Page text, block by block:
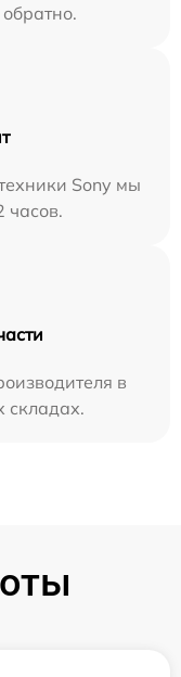
Sony мы
часов.
в
складах.